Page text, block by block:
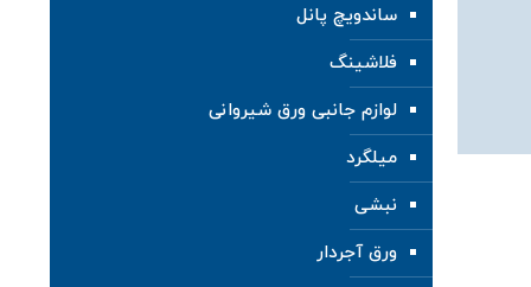
ساندویچ پانل
فلاشینگ
لوازم جانبی ورق شیروانی
میلگرد
نبشی
ورق آجردار